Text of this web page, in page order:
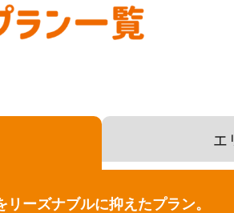
エ
ーズナブルに抑えたプラン。